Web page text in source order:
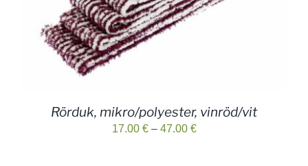
Rörduk, mikro/polyester, vinröd/vit
17.00 € – 47.00 €Prisintervall: